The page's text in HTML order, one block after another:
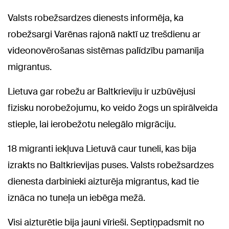
Valsts robežsardzes dienests informēja, ka
robežsargi Varēnas rajonā naktī uz trešdienu ar
videonovērošanas sistēmas palīdzību pamanīja
migrantus.
Lietuva gar robežu ar Baltkrieviju ir uzbūvējusi
fizisku norobežojumu, ko veido žogs un spirālveida
stieple, lai ierobežotu nelegālo migrāciju.
18 migranti iekļuva Lietuvā caur tuneli, kas bija
izrakts no Baltkrievijas puses. Valsts robežsardzes
dienesta darbinieki aizturēja migrantus, kad tie
iznāca no tuneļa un iebēga mežā.
Visi aizturētie bija jauni vīrieši. Septiņpadsmit no